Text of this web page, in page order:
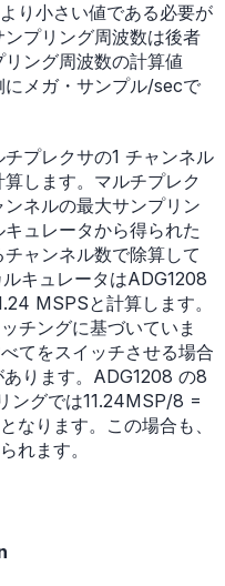
り小さい値である必要が
プリング周波数は後者
ング周波数の計算値
メガ・サンプル/secで
プレクサの1 チャンネル
します。マルチプレク
ネルの最大サンプリン
ュレータから得られた
ャンネル数で除算して
キュレータはADG1208
MSPSと計算します。
チングに基づいていま
てをスイッチさせる場合
ります。ADG1208 の8
ングでは11.24MSP/8 =
なります。この場合も、
れます。